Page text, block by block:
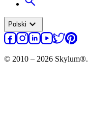
Polski expand_more
© 2010 – 2026 Skylum®.